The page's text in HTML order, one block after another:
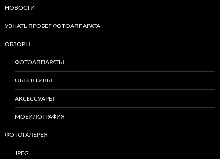
НОВОСТИ
УЗНАТЬ ПРОБЕГ ФОТОАППАРАТА
ОБЗОРЫ
ФОТОАППАРАТЫ
ОБЪЕКТИВЫ
АКСЕССУАРЫ
МОБИЛОГРАФИЯ
ФОТОГАЛЕРЕЯ
JPEG